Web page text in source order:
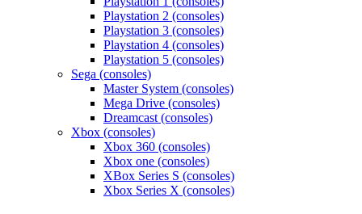
Playstation 2 (consoles)
Playstation 3 (consoles)
Playstation 4 (consoles)
Playstation 5 (consoles)
Sega (consoles)
Master System (consoles)
Mega Drive (consoles)
Dreamcast (consoles)
Xbox (consoles)
Xbox 360 (consoles)
Xbox one (consoles)
XBox Series S (consoles)
Xbox Series X (consoles)